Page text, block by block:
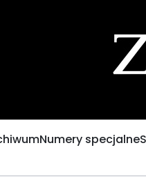
Numery specjalne